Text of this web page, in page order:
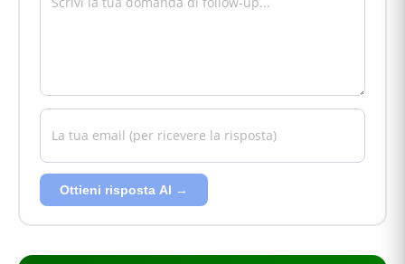
Ottieni risposta AI →